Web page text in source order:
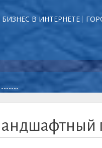
БИЗНЕС В ИНТЕРНЕТЕ
-------